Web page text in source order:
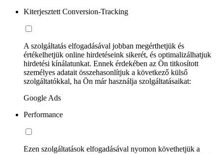
Kiterjesztett Conversion-Tracking
A szolgáltatás elfogadásával jobban megérthetjük és
értékelhetjük online hirdetéseink sikerét, és optimalizálhatjuk
hirdetési kínálatunkat. Ennek érdekében az Ön titkosított
személyes adatait összehasonlítjuk a következő külső
szolgáltatókkal, ha Ön már használja szolgáltatásaikat:
Google Ads
Performance
Ezen szolgáltatások elfogadásával nyomon követhetjük a